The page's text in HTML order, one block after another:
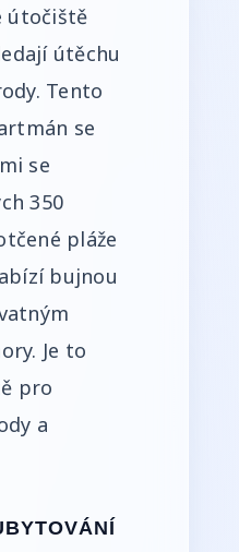
útočiště
útěchu
Tento
se
se
350
pláže
bujnou
Je to
pro
a